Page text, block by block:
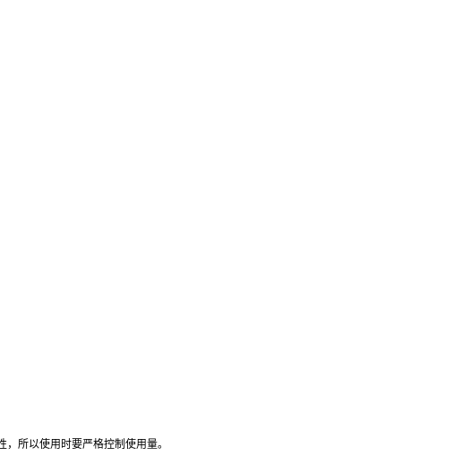
所以使用时要严格控制使用量。